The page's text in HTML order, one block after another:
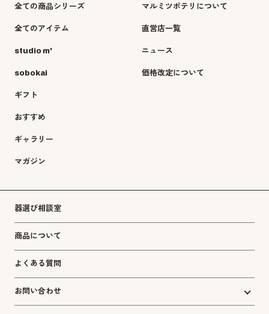
全ての商品シリーズ
全てのアイテム
studio m'
sobokai
ギフト
おすすめ
ギャラリー
マガジン
マルミツポテリについて
直営店一覧
ニュース
価格改定について
器選び相談室
商品について
よくある質問
お問い合わせ